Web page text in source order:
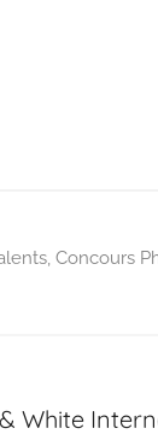
, Concours
White